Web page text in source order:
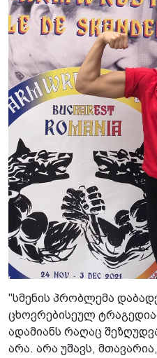
"სმენის პრობლემა
ცხოვრებისეულ
ადამიანს რაღაც
არა. არა უშავს,